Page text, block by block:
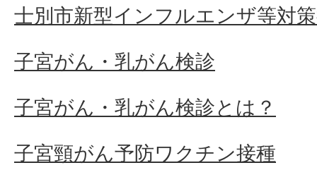
士別市新型インフルエンザ等対
子宮がん・乳がん検診
子宮がん・乳がん検診とは？
子宮頸がん予防ワクチン接種